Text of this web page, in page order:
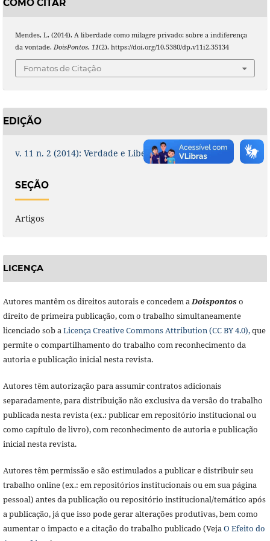
COMO CITAR
Mendes, L. (2014). A liberdade como milagre privado: sobre a indiferença
da vontade. DoisPontos, 11(2). https://doi.org/10.5380/dp.v11i2.35134
Fomatos de Citação
EDIÇÃO
v. 11 n. 2 (2014): Verdade e Liberdade em Leibniz
SEÇÃO
Artigos
LICENÇA
Autores mantêm os direitos autorais e concedem aDoispontoso
direito de primeira publicação, com o trabalho simultaneamente
licenciado sob aLicença Creative Commons Attribution (CC BY 4.0),que
permite o compartilhamento do trabalho com reconhecimento da
autoria e publicação inicial nesta revista.
Autores têm autorização para assumir contratos adicionais
separadamente, para distribuição não exclusiva da versão do trabalho
publicada nesta revista (ex.: publicar em repositório institucional ou
como capítulo de livro), com reconhecimento de autoria e publicação
inicial nesta revista.
Autores têm permissão e são estimulados a publicar e distribuir seu
trabalho online (ex.: em repositórios institucionais ou em sua página
pessoal) antes da publicação ou repositório institucional/temático após
a publicação, já que isso pode gerar alterações produtivas, bem como
aumentar o impacto e a citação do trabalho publicado (VejaO Efeito do